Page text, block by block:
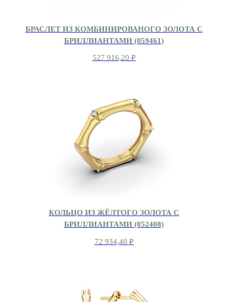
БРАСЛЕТ ИЗ КОМБИНИРОВАНОГО ЗОЛОТА С
БРИЛЛИАНТАМИ (059461)
527 916,20 ₽
КОЛЬЦО ИЗ ЖЁЛТОГО ЗОЛОТА С
БРИЛЛИАНТАМИ (052408)
72 934,40 ₽